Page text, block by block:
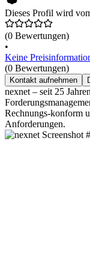
Dieses Profil wird
(0 Bewertungen)
•
Keine
(0 Bewertungen)
Kontakt aufnehmen
nexnet – seit 25
Rechnungs-konform
Anforderungen.